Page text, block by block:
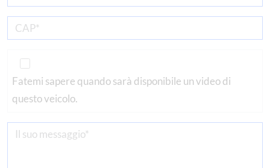
Fatemi sapere quando sarà disponibile un video di
questo veicolo.